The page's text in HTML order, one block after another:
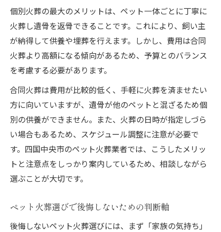
個別火葬の最大のメリットは、ペット一体ごとに丁寧に
火葬し遺骨を返骨できることです。これにより、飼い主
が納得して供養や埋葬を行えます。しかし、費用は合同
火葬より高額になる傾向があるため、予算とのバランス
を考慮する必要があります。
合同火葬は費用が比較的低く、手軽に火葬を済ませたい
方に向いていますが、遺骨が他のペットと混ざるため個
別の供養ができません。また、火葬の日時が指定しづら
い場合もあるため、スケジュール調整に注意が必要で
す。四国中央市のペット火葬業者では、こうしたメリッ
トと注意点をしっかり案内しているため、相談しながら
選ぶことが大切です。
ペット火葬選びで後悔しないための判断軸
後悔しないペット火葬選びには、まず「家族の気持ち」